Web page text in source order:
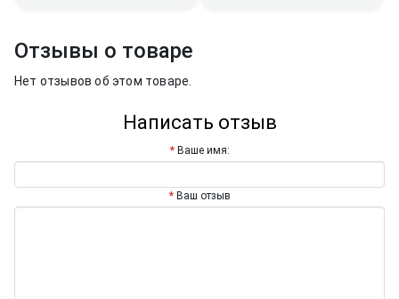
Отзывы о товаре
Нет отзывов об этом товаре.
Написать отзыв
Ваше имя:
Ваш отзыв